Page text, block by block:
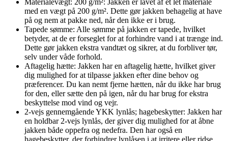
Materialevægt: 200 g/m²: Jakken er lavet af et let materiale
med en vægt på 200 g/m². Dette gør jakken behagelig at have
på og nem at pakke ned, når den ikke er i brug.
Tapede sømme: Alle sømme på jakken er tapede, hvilket
betyder, at de er forseglet for at forhindre vand i at trænge ind.
Dette gør jakken ekstra vandtæt og sikrer, at du forbliver tør,
selv under våde forhold.
Aftagelig hætte: Jakken har en aftagelig hætte, hvilket giver
dig mulighed for at tilpasse jakken efter dine behov og
præferencer. Du kan nemt fjerne hætten, når du ikke har brug
for den, eller sætte den på igen, når du har brug for ekstra
beskyttelse mod vind og vejr.
2-vejs gennemgående YKK lynlås; hagebeskytter: Jakken har
en holdbar 2-vejs lynlås, der giver dig mulighed for at åbne
jakken både oppefra og nedefra. Den har også en